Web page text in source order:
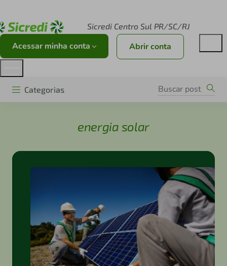
Sicredi Centro Sul PR/SC/RJ
Acessar minha conta Abrir conta
Categorias
energia solar